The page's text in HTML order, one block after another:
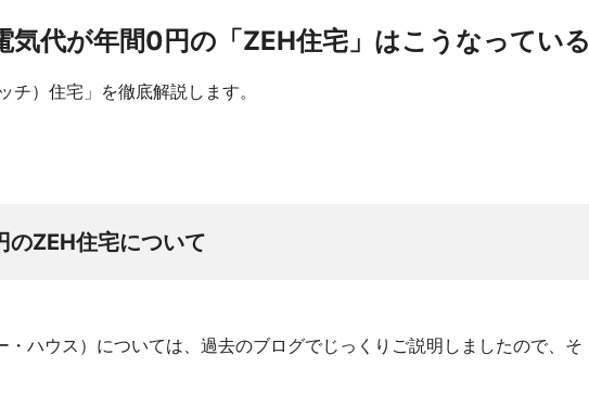
気代が年間0円の「ZEH住宅」はこうなっている
チ）住宅」を徹底解説します。
のZEH住宅について
・ハウス）については、過去のブログでじっくりご説明しましたので、そ